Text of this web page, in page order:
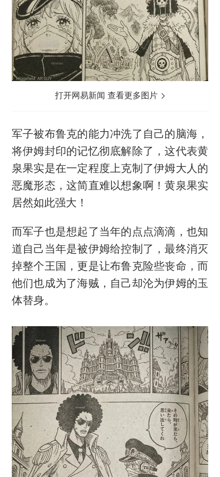
打开网易新闻 查看更多图片
军子被布鲁克的能力冲洗了自己的脑海，
将伊姆封印的记忆彻底解除了，这代表黄
泉果实是在一定程度上克制了伊姆大人的
恶魔形态，这简直难以想象啊！黄泉果实
居然如此强大！
而军子也是想起了当年的点点滴滴，也知
道自己当年是被伊姆给控制了，最终消灭
掉整个王国，更是让布鲁克险些丧命，而
他们也成为了海贼，自己却沦为伊姆的玉
体替身。